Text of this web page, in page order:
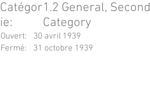
Catégor
ie:
1.2 General, Second
Category
Ouvert:
30 avril 1939
Fermé:
31 octobre 1939